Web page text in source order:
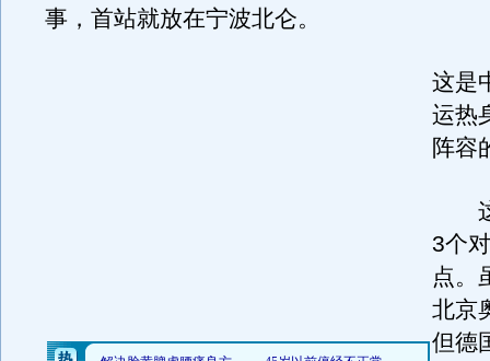
事，首站就放在宁波北仑。
这是
运热
阵容
这
3个
点。
北京
但德